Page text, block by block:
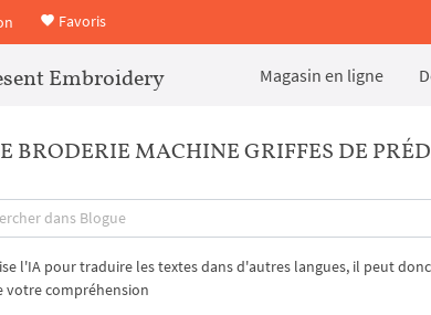
Favoris
Embroidery Magasin en ligne
BRODERIE MACHINE GRIFFES DE
l'IA pour traduire les textes dans d'autres langues, il peut
votre compréhension